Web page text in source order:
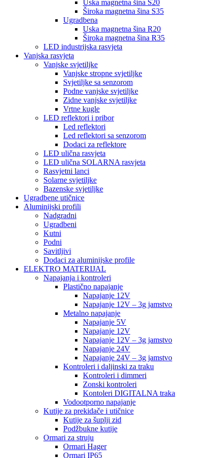
Uska magnetna šina S20
Široka magnetna šina S35
Ugradbena
Uska magnetna šina R20
Široka magnetna šina R35
LED industrijska rasvjeta
Vanjska rasvjeta
Vanjske svjetiljke
Vanjske stropne svjetiljke
Svjetiljke sa senzorom
Podne vanjske svjetiljke
Zidne vanjske svjetiljke
Vrtne kugle
LED reflektori i pribor
Led reflektori
Led reflektori sa senzorom
Dodaci za reflektore
LED ulična rasvjeta
LED ulična SOLARNA rasvjeta
Rasvjetni lanci
Solarne svjetiljke
Bazenske svjetiljke
Ugradbene utičnice
Aluminijski profili
Nadgradni
Ugradbeni
Kutni
Podni
Savitljivi
Dodaci za aluminijske profile
ELEKTRO MATERIJAL
Napajanja i kontroleri
Plastično napajanje
Napajanje 12V
Napajanje 12V – 3g jamstvo
Metalno napajanje
Napajanje 5V
Napajanje 12V
Napajanje 12V – 3g jamstvo
Napajanje 24V
Napajanje 24V – 3g jamstvo
Kontroleri i daljinski za traku
Kontroleri i dimmeri
Zonski kontroleri
Kontoleri DIGITALNA traka
Vodootporno napajanje
Kutije za prekidače i utičnice
Kutije za šuplji zid
Podžbukne kutije
Ormari za struju
Ormari Hager
Ormari IP65